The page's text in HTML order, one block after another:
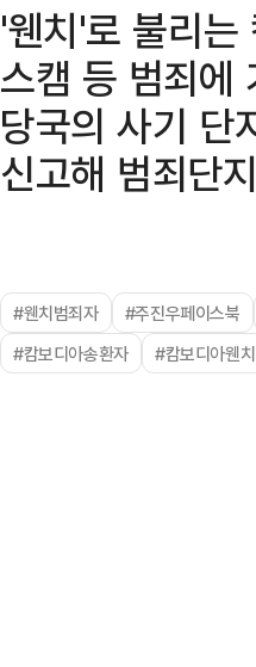
'웬치'로 불리는
스캠 등 범죄에
당국의 사기 단
신고해 범죄단
#웬치범죄자 #주진우페이스북
#캄보디아송환자
#캄보디아웬치